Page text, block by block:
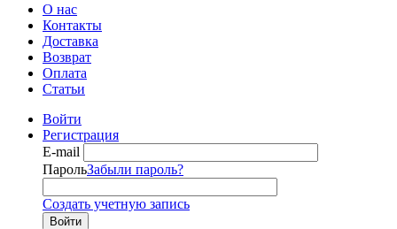
О нас
Контакты
Доставка
Возврат
Оплата
Статьи
Войти
Регистрация
E-mail
ПарольЗабыли пароль?
Создать учетную запись
Войти